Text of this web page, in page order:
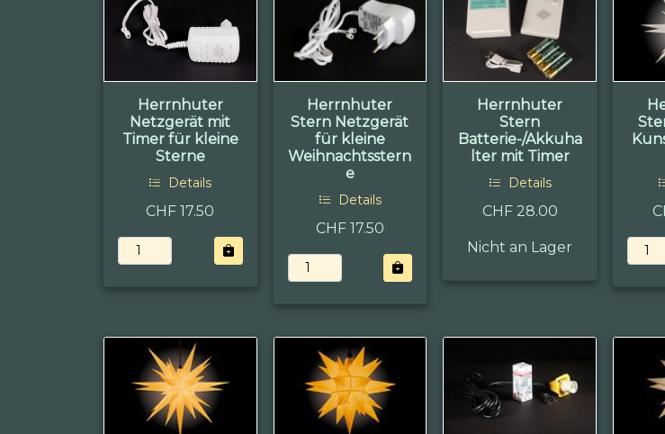
Herrnhuter
Netzgerät mit
Timer für kleine
Sterne
Details
CHF 17.50
Herrnhuter
Stern Netzgerät
für kleine
Weihnachtsstern
e
Details
CHF 17.50
Herrnhuter
Stern
Batterie-/Akkuha
lter mit Timer
Details
CHF 28.00
Nicht an Lager